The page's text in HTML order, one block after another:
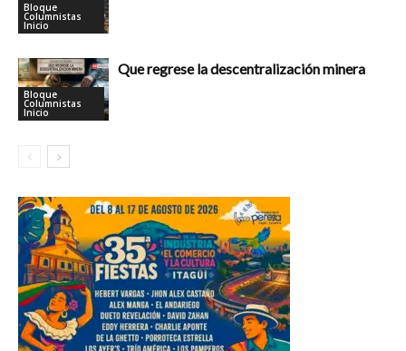
Bloque
Columnistas
Inicio
Bloque
Columnistas
Inicio
Que regrese la descentralización minera